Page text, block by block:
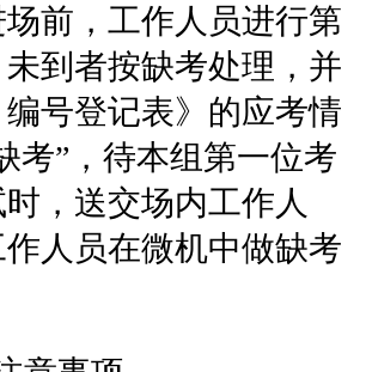
，工作人员进行第
到者按缺考处理，并
号登记表》的应考情
考”，待本组第一位考
，送交场内工作人
作人员在微机中做缺考